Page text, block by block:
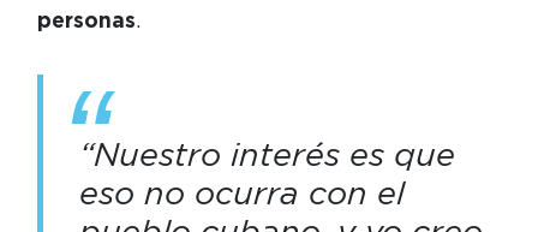
personas.
“Nuestro interés es que
eso no ocurra con el